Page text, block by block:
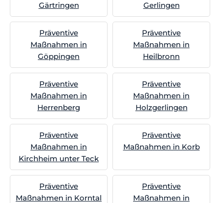
Gärtringen
Gerlingen
Präventive
Maßnahmen in
Göppingen
Präventive
Maßnahmen in
Heilbronn
Präventive
Maßnahmen in
Herrenberg
Präventive
Maßnahmen in
Holzgerlingen
Präventive
Maßnahmen in
Kirchheim unter Teck
Präventive
Maßnahmen in Korb
Präventive
Maßnahmen in Korntal
Präventive
Maßnahmen in